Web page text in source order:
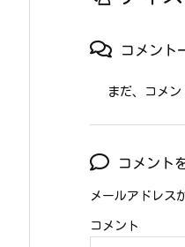
コメント
まだ、コメ
コメント
メールアドレス
コメント